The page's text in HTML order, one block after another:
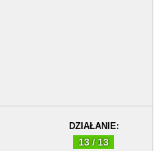
DZIAŁANIE:
13 / 13